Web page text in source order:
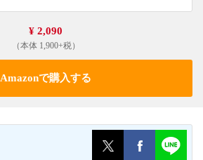
¥ 2,090
（本体 1,900+税）
Amazonで購入する